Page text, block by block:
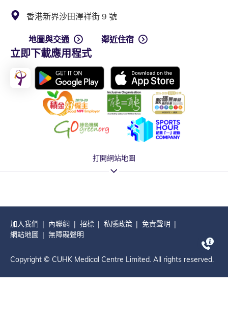
香港新界沙田澤祥街 9 號
地圖與交通 鄰近住宿
立即下載應用程式
打開網站地圖
加入我們 內聯網 招標 私隱政策
免責聲明
網站地圖
無障礙聲明
Copyright © CUHK Medical Centre Limited. All rights reserved.